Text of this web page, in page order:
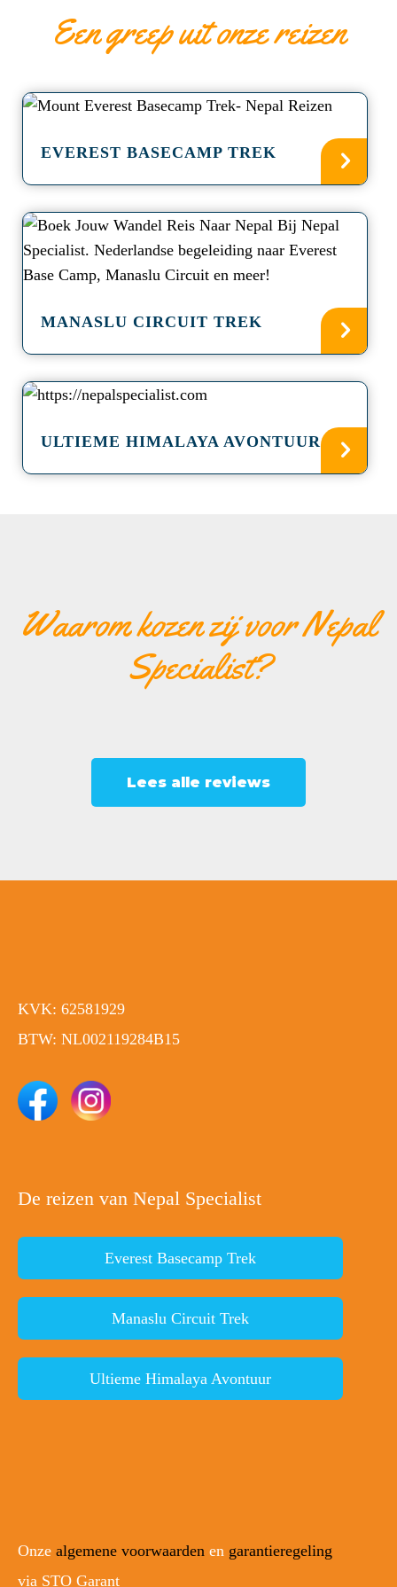
Een greep uit onze reizen
EVEREST BASECAMP TREK
a
MANASLU CIRCUIT TREK
a
ULTIEME HIMALAYA AVONTUUR
a
Waarom kozen zij voor Nepal
Specialist?
Lees alle reviews
KVK: 62581929
BTW: NL002119284B15
De reizen van Nepal Specialist
Everest Basecamp Trek
Manaslu Circuit Trek
Ultieme Himalaya Avontuur
Onze algemene voorwaarden en garantieregeling
via STO Garant